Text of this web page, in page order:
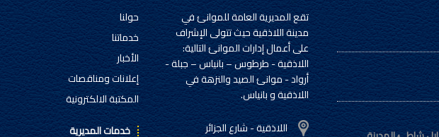
تقع المديرية العامة للموانئ في
مدينة اللاذقية حيث تتولى الإشراف
على أعمال إدارات الموانئ التالية:
اللاذقية - طرطوس – بانياس – جبلة -
أرواد - موانئ الصيد والنزهة في
اللاذقية و بانياس.
اللاذقية - شارع الجزائر
حولنا
خدماتنا
الأخبار
إعلانات ومناقصات
المكتبة الالكترونية
خدمات المديرية